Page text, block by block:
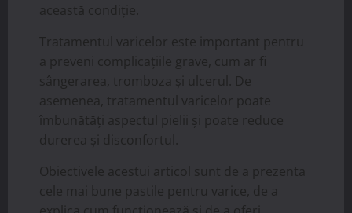
această condiție.
Tratamentul varicelor este important pentru
a preveni complicațiile grave, cum ar fi
sângerarea, tromboza și ulcerul. De
asemenea, tratamentul varicelor poate
îmbunătăți aspectul pielii și poate reduce
durerea și disconfortul.
Obiectivele acestui articol sunt de a prezenta
cele mai bune pastile pentru varice, de a